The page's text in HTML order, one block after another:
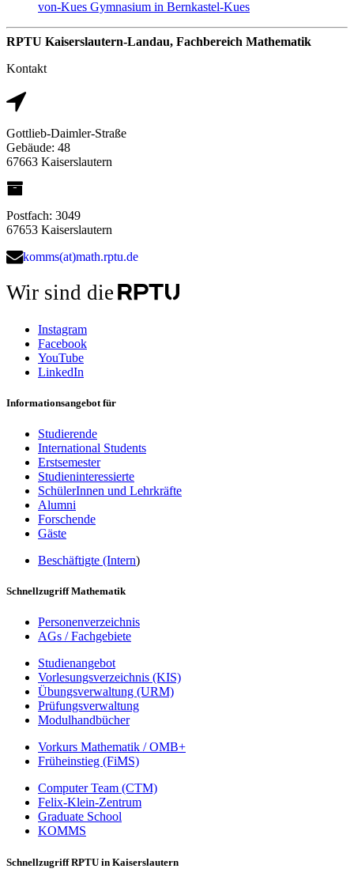
von-Kues Gymnasium in Bernkastel-Kues
RPTU Kaiserslautern-Landau, Fachbereich Mathematik
Kontakt
Gottlieb-Daimler-Straße
Gebäude: 48
67663 Kaiserslautern
Postfach: 3049
67653 Kaiserslautern
komms(at)math.rptu.de
Wir sind die
Instagram
Facebook
YouTube
LinkedIn
Informationsangebot für
Studierende
International Students
Erstsemester
Studieninteressierte
SchülerInnen und Lehrkräfte
Alumni
Forschende
Gäste
Beschäftigte (Intern)
Schnellzugriff Mathematik
Personenverzeichnis
AGs / Fachgebiete
Studienangebot
Vorlesungsverzeichnis (KIS)
Übungsverwaltung (URM)
Prüfungsverwaltung
Modulhandbücher
Vorkurs Mathematik / OMB+
Früheinstieg (FiMS)
Computer Team (CTM)
Felix-Klein-Zentrum
Graduate School
KOMMS
Schnellzugriff RPTU in Kaiserslautern